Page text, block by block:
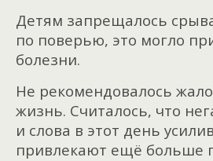
Детям запрещалось
по поверью, это могло
болезни.
Не рекомендовалось
жизнь. Считалось, что
и слова в этот день
привлекают ещё больше